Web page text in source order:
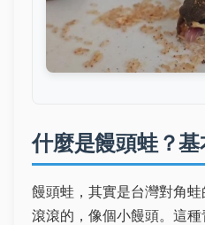
什麼是饅頭蛙？
饅頭蛙，其實是台灣對角
滾滾的，像個小饅頭。這